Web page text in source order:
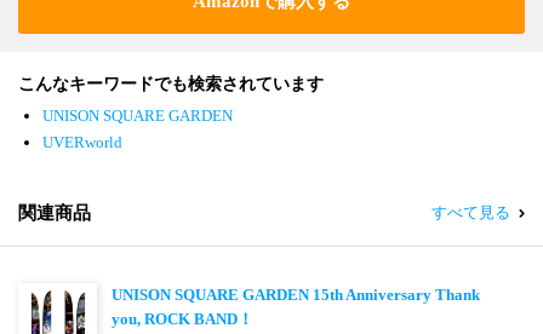
こんなキーワードでも検索されています
UNISON SQUARE GARDEN
UVERworld
関連商品 すべて見る
UNISON SQUARE GARDEN 15th Anniversary Thank
you, ROCK BAND！